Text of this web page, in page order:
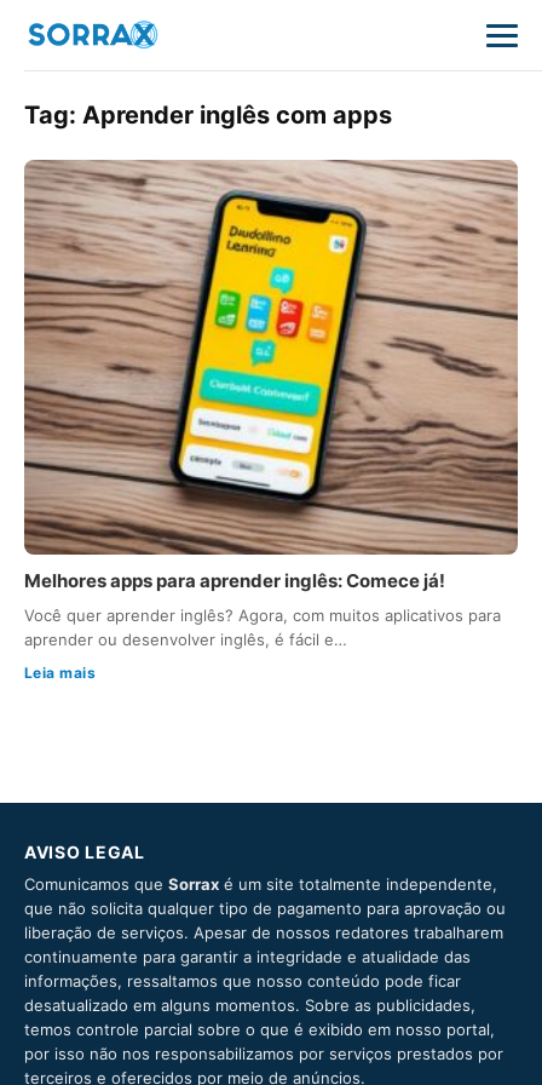
Tag: Aprender inglês com apps
Melhores apps para aprender inglês: Comece já!
Você quer aprender inglês? Agora, com muitos aplicativos para
aprender ou desenvolver inglês, é fácil e…
Leia mais
AVISO LEGAL
Comunicamos que Sorrax é um site totalmente independente,
que não solicita qualquer tipo de pagamento para aprovação ou
liberação de serviços. Apesar de nossos redatores trabalharem
continuamente para garantir a integridade e atualidade das
informações, ressaltamos que nosso conteúdo pode ficar
desatualizado em alguns momentos. Sobre as publicidades,
temos controle parcial sobre o que é exibido em nosso portal,
por isso não nos responsabilizamos por serviços prestados por
terceiros e oferecidos por meio de anúncios.